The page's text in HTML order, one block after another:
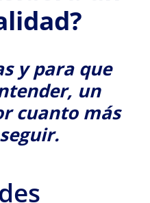
y para que
un
cuanto más